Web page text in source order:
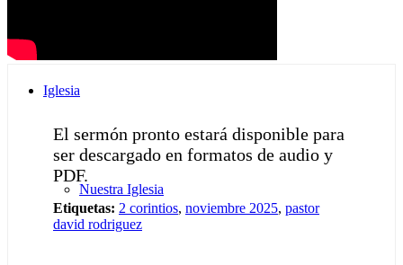
Iglesia
Nuestra Iglesia
El sermón pronto estará disponible para
ser descargado en formatos de audio y
PDF.
Etiquetas: 2 corintios, noviembre 2025, pastor
david rodriguez